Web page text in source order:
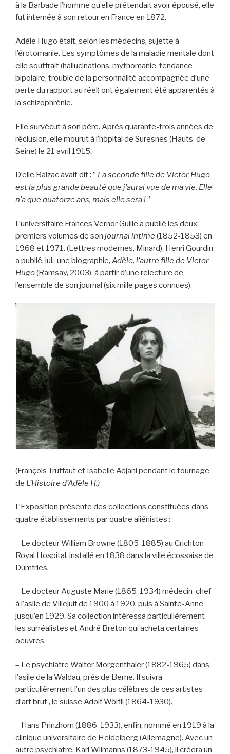
à la Barbade l’homme qu’elle prétendait avoir épousé, elle
fut internée à son retour en France en 1872.
Adèle Hugo était, selon les médecins, sujette à
l’érotomanie. Les symptômes de la maladie mentale dont
elle souffrait (hallucinations, mythomanie, tendance
bipolaire, trouble de la personnalité accompagnée d’une
perte du rapport au réel) ont également été apparentés à
la schizophrénie.
Elle survécut à son père. Après quarante-trois années de
réclusion, elle mourut à l’hôpital de Suresnes (Hauts-de-
Seine) le 21 avril 1915.
D’elle Balzac avait dit : ” La seconde fille de Victor Hugo
est la plus grande beauté que j’aurai vue de ma vie. Elle
n’a que quatorze ans, mais elle sera !”
L’universitaire Frances Vernor Guille a publié les deux
premiers volumes de son journal intime (1852-1853) en
1968 et 1971. (Lettres modernes, Minard). Henri Gourdin
a publié, lui, une biographie, Adèle, l’autre fille de Victor
Hugo(Ramsay, 2003), à partir d’une relecture de
l’ensemble de son journal (six mille pages connues).
(François Truffaut et Isabelle Adjani pendant le tournage
de L’Histoire d’Adèle H.)
L’Exposition présente des collections constituées dans
quatre établissements par quatre aliénistes :
– Le docteur William Browne (1805-1885) au Crichton
Royal Hospital, installé en 1838 dans la ville écossaise de
Dumfries.
– Le docteur Auguste Marie (1865-1934) médecin-chef
à l’asile de Villejuif de 1900 à 1920, puis à Sainte-Anne
jusqu’en 1929. Sa collection intéressa particulièrement
les surréalistes et André Breton qui acheta certaines
oeuvres.
– Le psychiatre Walter Morgenthaler (1882-1965) dans
l’asile de la Waldau, près de Berne. Il suivra
particulièrement l’un des plus célèbres de ces artistes
d’art brut , le suisse Adolf Wölfli (1864-1930).
– Hans Prinzhorn (1886-1933), enfin, nommé en 1919 à la
clinique universitaire de Heidelberg (Allemagne). Avec un
autre psychiatre, Karl Wilmanns (1873-1945), il créera un